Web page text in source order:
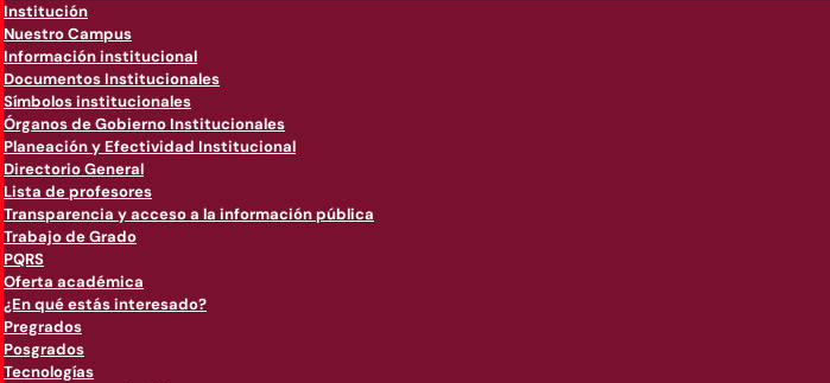
Institución
Nuestro Campus
Información institucional
Documentos Institucionales
Símbolos institucionales
Órganos de Gobierno Institucionales
Planeación y Efectividad Institucional
Directorio General
Lista de profesores
Transparencia y acceso a la información pública
Trabajo de Grado
PQRS
Oferta académica
¿En qué estás interesado?
Pregrados
Posgrados
Tecnologías